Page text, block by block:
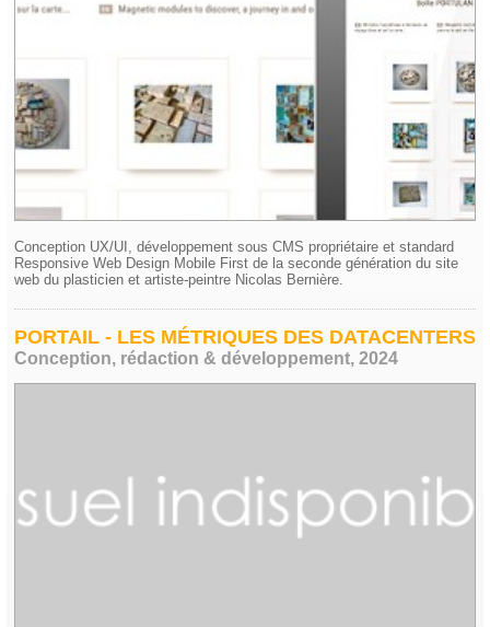
Conception UX/UI, développement sous CMS propriétaire et standard
Responsive Web Design Mobile First de la seconde génération du site
web du plasticien et artiste-peintre Nicolas Bernière.
PORTAIL - LES MÉTRIQUES DES DATACENTERS
Conception, rédaction & développement, 2024